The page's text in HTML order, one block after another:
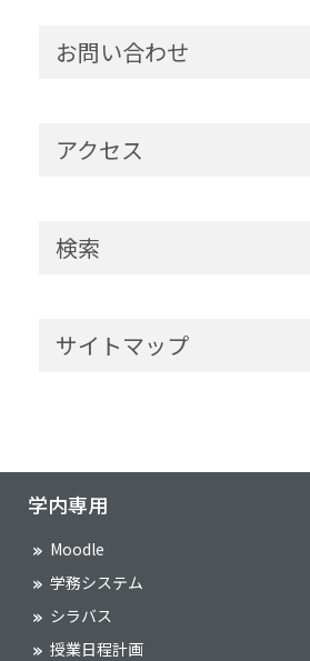
お問い合わせ
アクセス
検索
サイトマップ
学内専用
Moodle
学務システム
シラバス
授業日程計画